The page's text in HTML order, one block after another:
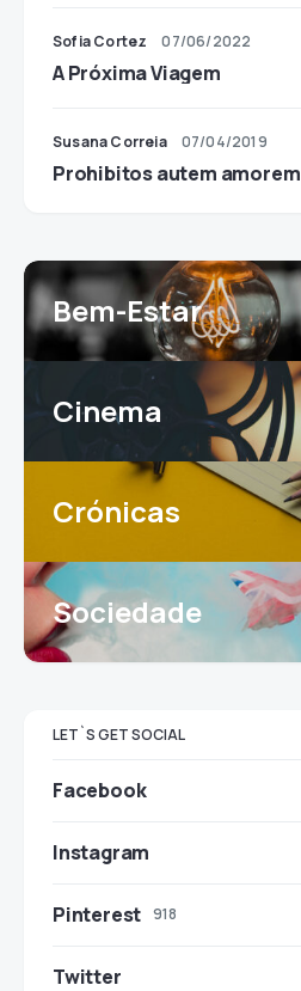
Sofia Cortez 07/06/2022
A Próxima Viagem
Susana Correia 07/04/2019
Prohibitos autem amorem
Bem-Estar
Cinema
Crónicas
Sociedade
LET`S GET SOCIAL
Facebook
Instagram
Pinterest 918
Twitter